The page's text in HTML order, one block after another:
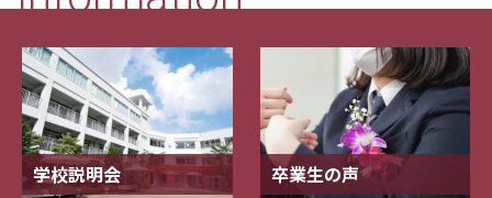
学校説明会 卒業生の声